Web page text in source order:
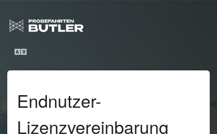
Endnutzer-
Lizenzvereinbarung